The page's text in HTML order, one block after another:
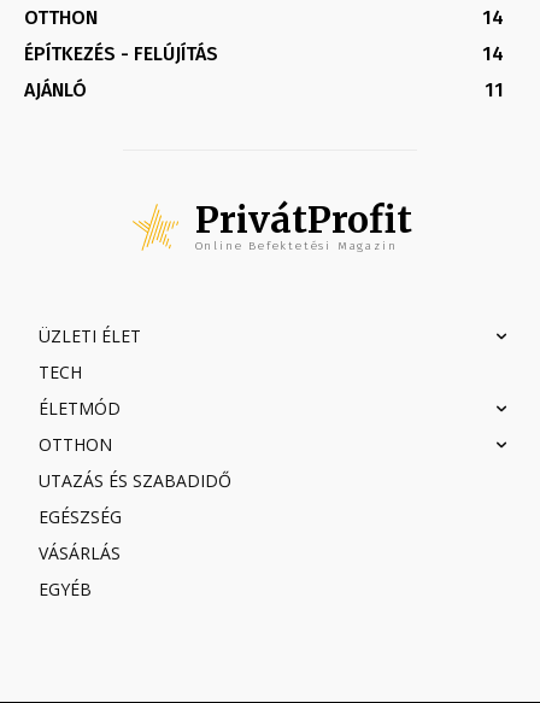
OTTHON
14
ÉPÍTKEZÉS - FELÚJÍTÁS
14
AJÁNLÓ
11
PrivátProfit
Online Befektetési Magazin
ÜZLETI ÉLET
TECH
ÉLETMÓD
OTTHON
UTAZÁS ÉS SZABADIDŐ
EGÉSZSÉG
VÁSÁRLÁS
EGYÉB